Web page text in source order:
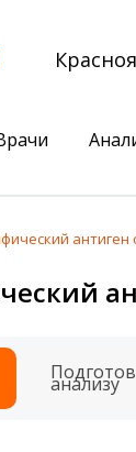
Акции
Сдать
анализу